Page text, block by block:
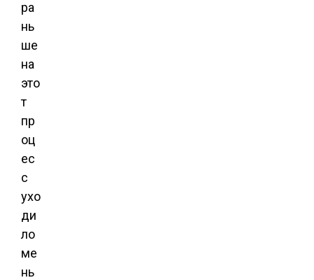
ра
нь
ше
на
это
т
пр
оц
ес
с
ухо
ди
ло
ме
нь